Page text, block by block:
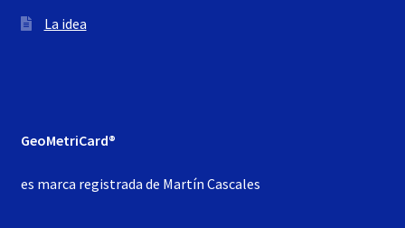
La idea
GeoMetriCard®
es marca registrada de Martín Cascales